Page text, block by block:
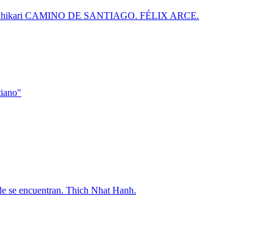
CAMINO DE SANTIAGO. FÉLIX ARCE.
se encuentran. Thich Nhat Hanh.